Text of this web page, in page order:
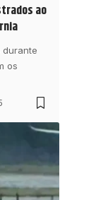
ao
durante
os